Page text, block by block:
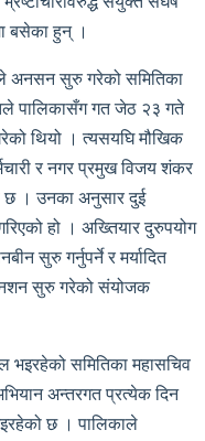
बसेका हुन् ।
अनसन सुरु गरेको समितिका
पालिकासँग गत जेठ २३ गते
थियो । त्यसयघि मौखिक
र नगर प्रमुख विजय शंकर
छ । उनका अनुसार दुई
हो । अख्तियार दुरुपयोग
सुरु गर्नुपर्ने र मर्यादित
सुरु गरेको संयोजक
समितिका महासचिव
अन्तरगत प्रत्येक दिन
छ । पालिकाले